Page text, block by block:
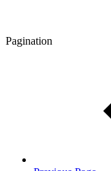
Pagination